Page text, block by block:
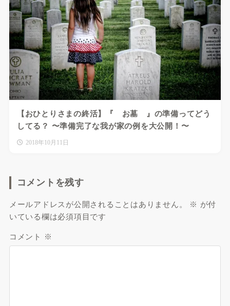
【おひとりさまの終活】『 お墓 』の準備ってどう
してる？ 〜準備完了な我が家の例を大公開！〜
2018年10月11日
コメントを残す
メールアドレスが公開されることはありません。 ※ が付
いている欄は必須項目です
コメント ※